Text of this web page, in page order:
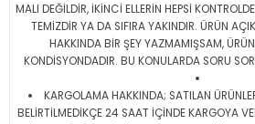
MALI DEĞİLDİR, İKİNCİ ELLERİN HEPSİ
TEMİZDİR YA DA SIFIRA YAKINDIR. ÜRÜN
HAKKINDA BİR ŞEY YAZMAMIŞSAM,
KONDİSYONDADIR. BU KONULARDA SORU
KARGOLAMA HAKKINDA; SATILAN
BELİRTİLMEDİKÇE 24 SAAT İÇİNDE KARGOYA